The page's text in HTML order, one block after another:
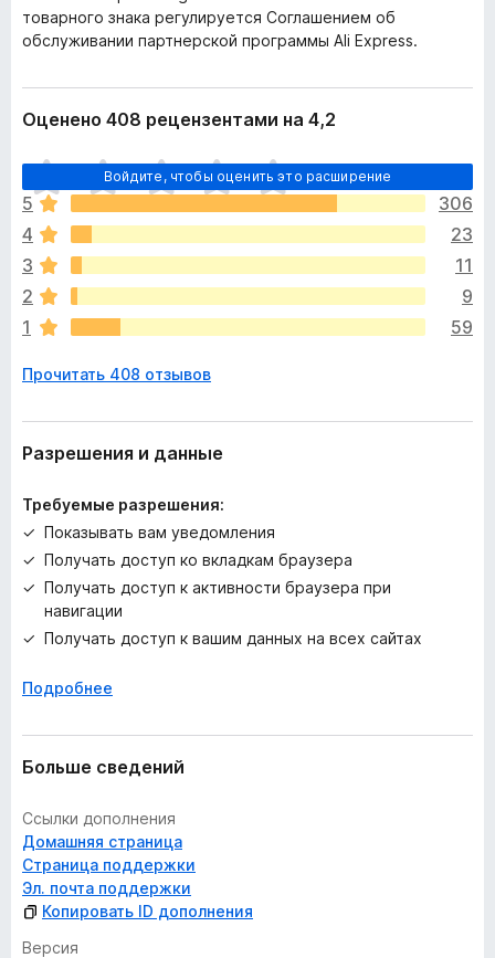
товарного знака регулируется Соглашением об
обслуживании партнерской программы Ali Express.
Оценено 408 рецензентами на 4,2
Войдите, чтобы оценить это расширение
О
ц
е
н
о
к
п
о
а
е
т
5
306
4
23
3
11
2
9
1
59
Прочитать 408 отзывов
Разрешения и данные
Требуемые разрешения:
Показывать вам уведомления
Получать доступ ко вкладкам браузера
Получать доступ к активности браузера при
навигации
Получать доступ к вашим данных на всех сайтах
Подробнее
Больше сведений
Ссылки дополнения
Домашняя страница
Страница поддержки
Эл. почта поддержки
Копировать ID дополнения
Версия